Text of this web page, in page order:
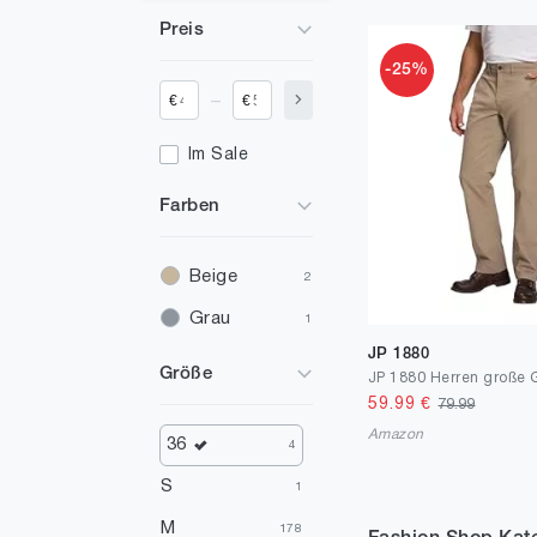
Preis
€ €
Im Sale
Farben
Beige 2
Grau 1
Größe
36 4
S 1
M 178
-25%
JP 1880
59.99 €79.99
Amazon